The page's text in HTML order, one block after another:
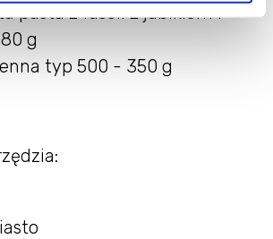
pasta z fasoli z jabłkiem i
g
typ 500 - 350 g